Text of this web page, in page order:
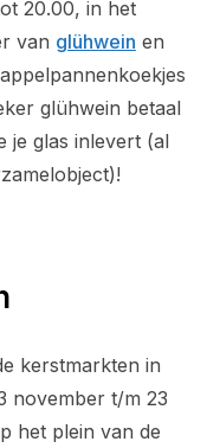
20.00, in het
van glühwein en
glühwein betaal
je glas inlevert (al
kerstmarkten in
november t/m 23
het plein van de